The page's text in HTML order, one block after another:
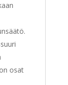
osat